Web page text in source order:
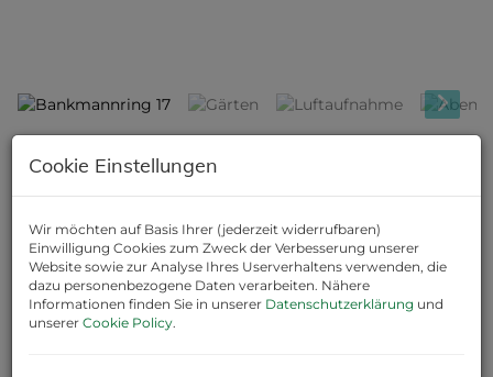
Beschreibung
Zi.)
37,85 m² Wohnfläche + 10,19 m² Balkon, kompakte
Wohnküche mit Zugang zur Freifläche,
Schlafzimmer, Badezimmer mit bodenebener Dusche und
WC, Abstellraum
Cookie Einstellungen
Wir möchten auf Basis Ihrer (jederzeit widerrufbaren)
Einwilligung Cookies zum Zweck der Verbesserung unserer
Website sowie zur Analyse Ihres Userverhaltens verwenden, die
dazu personenbezogene Daten verarbeiten. Nähere
Informationen finden Sie in unserer Datenschutzerklärung und
unserer Cookie Policy.